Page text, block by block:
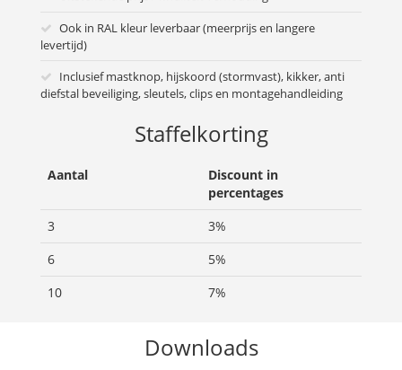
Ook in RAL kleur leverbaar (meerprijs en langere
levertijd)
Inclusief mastknop, hijskoord (stormvast), kikker, anti
diefstal beveiliging, sleutels, clips en montagehandleiding
Staffelkorting
Aantal
Discount in
percentages
3
3%
6
5%
10
7%
Downloads